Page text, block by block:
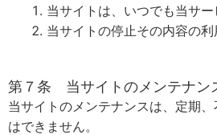
当サイトは、いつでも当サ
当サイトの停止その内容の
第７条 当サイトのメンテナン
当サイトのメンテナンスは、定期
はできません。